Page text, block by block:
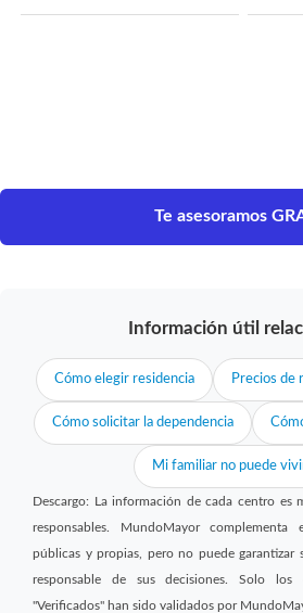
Te asesoramos
Información útil
Cómo elegir residencia Precios de
Cómo solicitar la dependencia
Mi familiar no puede
Descargo: La información de cada centro es
responsables. MundoMayor
públicas y propias, pero no puede garantizar
responsable de sus decisiones. Solo los
"Verificados" han sido validados por